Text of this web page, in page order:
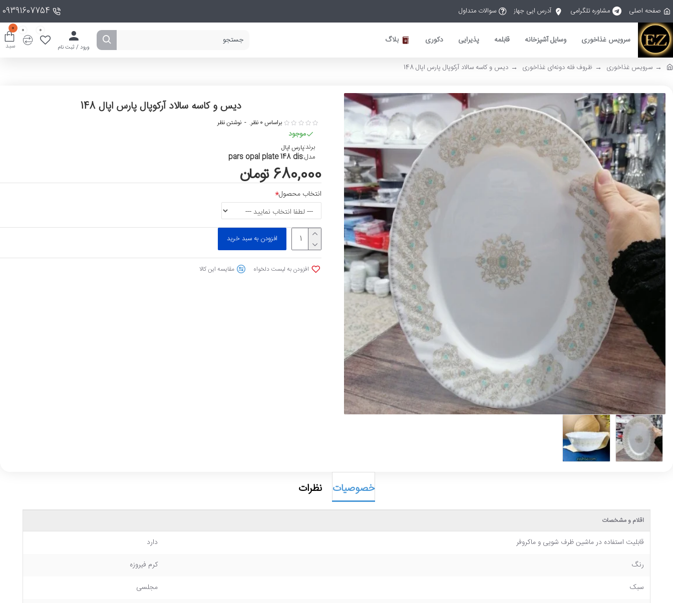
صفحه اصلی مشاوره تلگرامی آدرس ایی جهاز سوالات متداول 09391607754
سرویس غذاخوری وسایل آشپزخانه قابلمه پذیرایی دکوری بلاگ
ورود / ثبت نام
0
0
سبد
0
سرویس غذاخوری ظروف فله دونه‌ای غذاخوری دیس و کاسه سالاد آرکوپال پارس اپال 148
دیس و کاسه سالاد آرکوپال پارس اپال 148
موجود
برند:پارس اپال
مدل:pars opal plate 148 dis
براساس 0 نظر. - نوشتن نظر
680,000 تومان
انتخاب محصول
افزودن به سبد خرید
افزودن به لیست دلخواه مقایسه این کالا
خصوصیات نظرات
اقلام و مشخصات
قابلیت استفاده در ماشین ظرف شویی و ماکروفر
دارد
رنگ
کرم فیروزه
سبک
مجلسی